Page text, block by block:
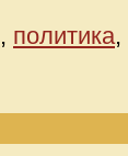
, политика,